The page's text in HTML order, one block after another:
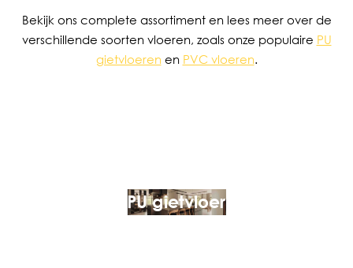
Bekijk ons complete assortiment en lees meer over de
verschillende soorten vloeren, zoals onze populaire PU
gietvloeren en PVC vloeren.
PU gietvloer